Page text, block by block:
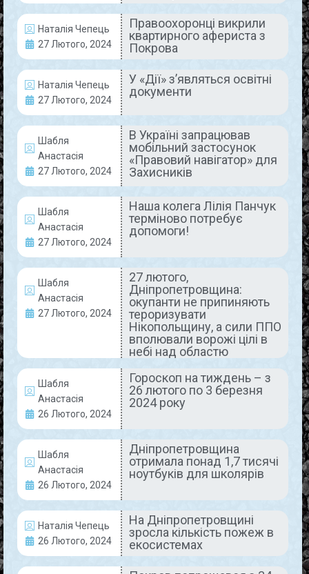
Наталія Чепець
27 Лютого, 2024
Правоохоронці викрили
квартирного афериста з
Покрова
Наталія Чепець
27 Лютого, 2024
У «Дії» з’являться освітні
документи
Шабля
Анастасія
27 Лютого, 2024
В Україні запрацював
мобільний застосунок
«Правовий навігатор» для
Захисників
Шабля
Анастасія
27 Лютого, 2024
Наша колега Лілія Панчук
терміново потребує
допомоги!
Шабля
Анастасія
27 Лютого, 2024
27 лютого,
Дніпропетровщина:
окупанти не припиняють
тероризувати
Нікопольщину, а сили ППО
вполювали ворожі цілі в
небі над областю
Шабля
Анастасія
26 Лютого, 2024
Гороскоп на тиждень – з
26 лютого по 3 березня
2024 року
Шабля
Анастасія
26 Лютого, 2024
Дніпропетровщина
отримала понад 1,7 тисячі
ноутбуків для школярів
Наталія Чепець
26 Лютого, 2024
На Дніпропетровщині
зросла кількість пожеж в
екосистемах
Одещини та Львівщини. Подібна співпраця
максимально актуалізувалась, коли комбінат був
змушений призупинити
28 Лютого, 2024 Коментарів немає
ЖИТТЯ МІСТА
Покровчани – переможці
міжнародних та всеукраїнських
творчих конкурсів
Юні мешканці Покрова не припиняють
підкорювати творчі вершини. Мова йде про
вихованців Дитячої школи мистецтв та Дитячої
музичної школи. Участь у мистецьких та музичних
28 Лютого, 2024 Коментарів немає
АКТУАЛЬНО